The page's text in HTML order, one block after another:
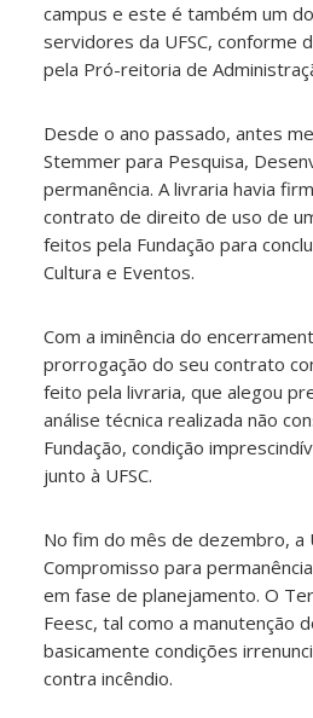
campus e este é também um
servidores da UFSC, conforme
pela Pró-reitoria de
Desde o ano passado, antes
Stemmer para Pesquisa,
permanência. A livraria havia
contrato de direito de uso de
feitos pela Fundação para
Cultura e Eventos.
Com a iminência do
prorrogação do seu contrato
feito pela livraria, que alegou
análise técnica realizada não
Fundação, condição
junto à UFSC.
No fim do mês de dezembro,
Compromisso para
em fase de planejamento. O
Feesc, tal como a manutenção
basicamente condições
contra incêndio.